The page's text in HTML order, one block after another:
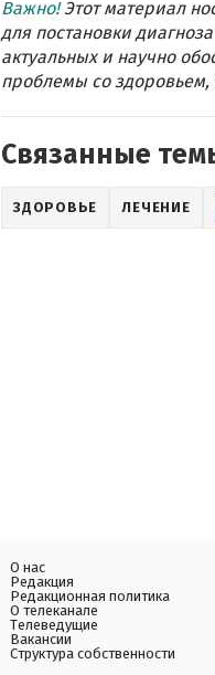
Важно!Этот материал
для постановки
актуальных и научно
проблемы со здоровьем,
Связанные
ЗДОРОВЬЕ ЛЕЧЕНИЕ
О нас
Редакция
Редакционная политика
О телеканале
Телеведущие
Вакансии
Структура собственности